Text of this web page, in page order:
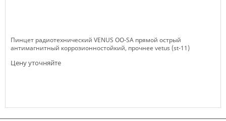
Пинцет радиотехнический VENUS OO-SA прямой острый
антимагнитный коррозионностойкий, прочнее vetus (st-11)
Цену уточняйте